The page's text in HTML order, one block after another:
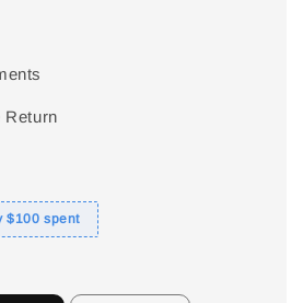
Return
$100 spent